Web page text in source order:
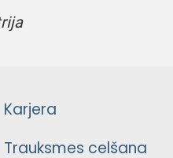
Karjera
Trauksmes celšana